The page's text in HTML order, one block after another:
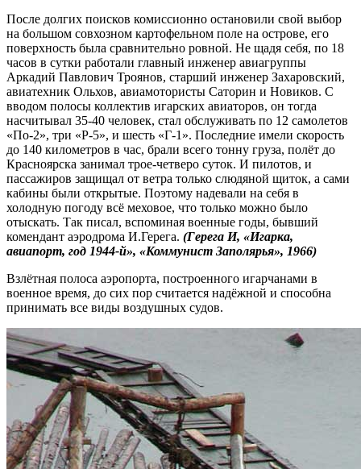
После долгих поисков комиссионно остановили свой выбор
на большом совхозном картофельном поле на острове, его
поверхность была сравнительно ровной. Не щадя себя, по 18
часов в сутки работали главный инженер авиагруппы
Аркадий Павлович Троянов, старший инженер Захаровский,
авиатехник Ольхов, авиамотористы Саторин и Новиков. С
вводом полосы коллектив игарских авиаторов, он тогда
насчитывал 35-40 человек, стал обслуживать по 12 самолетов
«По-2», три «Р-5», и шесть «Г-1». Последние имели скорость
до 140 километров в час, брали всего тонну груза, полёт до
Красноярска занимал трое-четверо суток. И пилотов, и
пассажиров защищал от ветра только слюдяной щиток, а сами
кабины были открытые. Поэтому надевали на себя в
холодную погоду всё меховое, что только можно было
отыскать. Так писал, вспоминая военные годы, бывший
комендант аэродрома И.Герега. (Герега И, «Игарка,
авиапорт, год 1944-й», «Коммунист Заполярья», 1966)
Взлётная полоса аэропорта, построенного игарчанами в
военное время, до сих пор считается надёжной и способна
принимать все виды воздушных судов.